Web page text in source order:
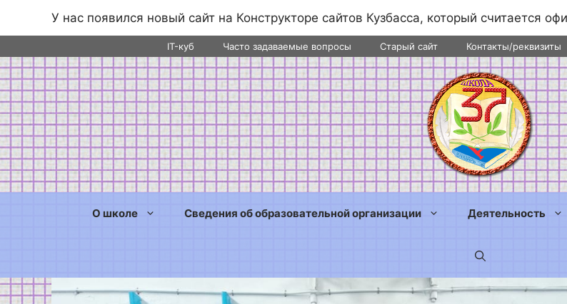
У нас появился новый сайт на Конструкторе сайтов Кузбасса, который считается
к
содержимому
IT-куб Часто задаваемые вопросы Старый сайт Контакты/реквизиты
О школе Сведения об образовательной организации Деятельность